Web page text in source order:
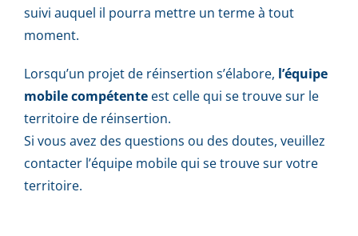
suivi auquel il pourra mettre un terme à tout
moment.
Lorsqu’un projet de réinsertion s’élabore, l’équipe
mobile compétenteest celle qui se trouve sur le
territoire de réinsertion.
Si vous avez des questions ou des doutes, veuillez
contacter l’équipe mobile qui se trouve sur votre
territoire.